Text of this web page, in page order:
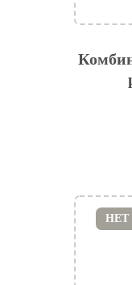
НЕТ